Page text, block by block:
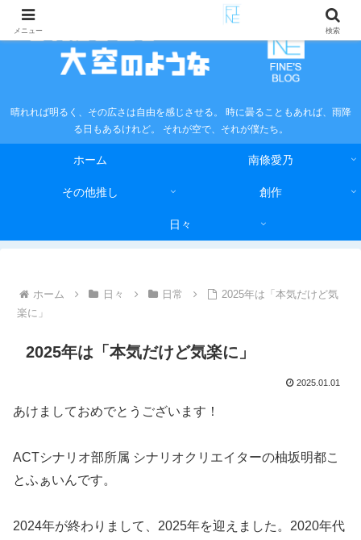
晴れれば明るく、その広さは自由を感じさせる。 時に曇ることもあれば、雨降
る日もあるけれど。 それが空で、それが僕たち。
ホーム 南條愛乃
その他推し 創作
日々
ホーム 日々 日常
2025年は「本気だけど気
楽に」
2025年は「本気だけど気楽に」
2025.01.01
あけましておめでとうございます！
ACTシナリオ部所属 シナリオクリエイターの柚坂明都こ
とふぁいんです。
2024年が終わりまして、2025年を迎えました。2020年代
メニュー 検索